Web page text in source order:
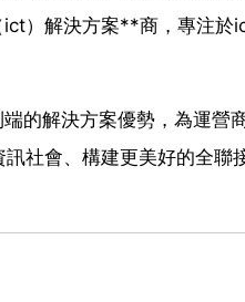
）解決方案**商，專注於
的解決方案優勢，為運營
社會、構建更美好的全聯